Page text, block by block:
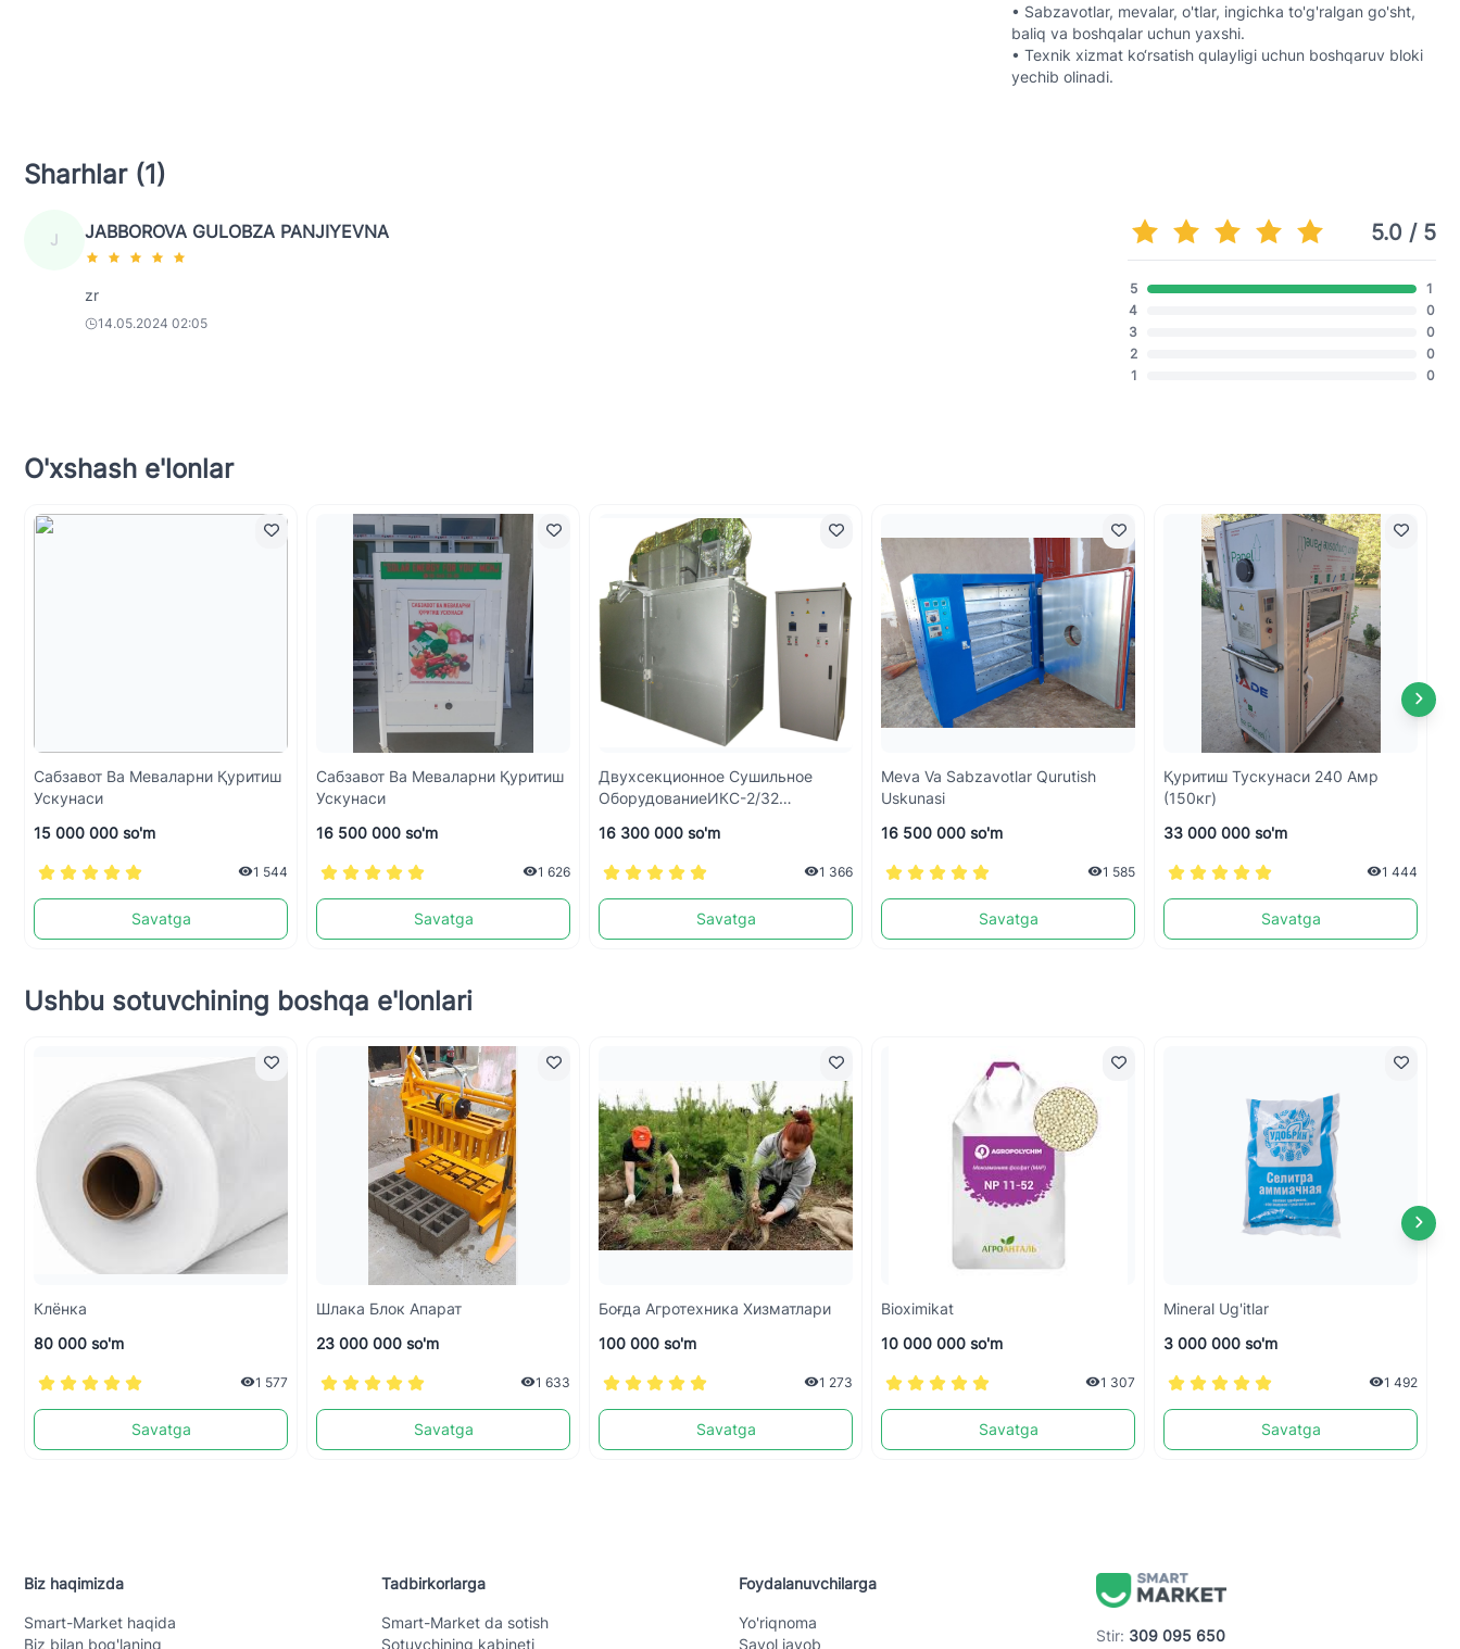
• Sabzavotlar, mevalar, o'tlar, ingichka to'g'ralgan go'sht,
baliq va boshqalar uchun yaxshi.
• Texnik xizmat ko‘rsatish qulayligi uchun boshqaruv bloki
yechib olinadi.
Sharhlar (1)
J JABBOROVA GULOBZA PANJIYEVNA
zr
14.05.2024 02:05
5.0 / 5
5
1
4
0
3
0
2
0
1
0
O'xshash e'lonlar
Сабзавот Ва Меваларни Қуритиш
Ускунаси
15 000 000 so'm
1 544
Savatga
Сабзавот Ва Меваларни Қуритиш
Ускунаси
16 500 000 so'm
1 626
Savatga
Двухсекционное Сушильное
ОборудованиеИКС-2/32
16 300 000 so'm
1 366
Savatga
Meva Va Sabzavotlar Qurutish
Uskunasi
16 500 000 so'm
1 585
Savatga
Қуритиш Тускунаси 240 Амр
(150кг)
33 000 000 so'm
1 444
Savatga
Ushbu sotuvchining boshqa e'lonlari
Клёнка
80 000 so'm
1 577
Savatga
Шлака Блок Апарат
23 000 000 so'm
1 633
Savatga
Боғда Агротехника Хизматлари
100 000 so'm
1 273
Savatga
Bioximikat
10 000 000 so'm
1 307
Savatga
Mineral Ug'itlar
3 000 000 so'm
1 492
Savatga
Biz haqimizda
Smart-Mаrket haqida
Biz bilan bog'laning
Tadbirkorlarga
Smart-Mаrket da sotish
Sotuvchining kabineti
Foydalanuvchilarga
Yo'riqnoma
Savol javob
Stir: 309 095 650